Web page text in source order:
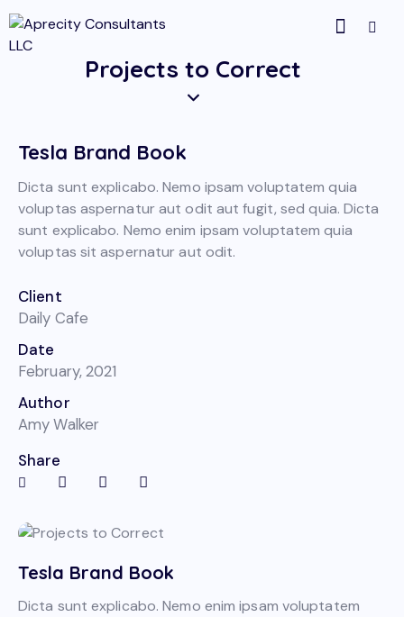
Projects to Correct
Tesla Brand Book
Dicta sunt explicabo. Nemo ipsam voluptatem quia
voluptas aspernatur aut odit aut fugit, sed quia. Dicta
sunt explicabo. Nemo enim ipsam voluptatem quia
voluptas sit aspernatur aut odit.
Client
Daily Cafe
Date
February, 2021
Author
Amy Walker
Share
Tesla Brand Book
Dicta sunt explicabo. Nemo enim ipsam voluptatem